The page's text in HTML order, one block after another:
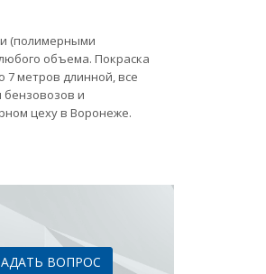
(полимерными
объема. Покраска
метров длинной, все
бензовозов и
цеху в Воронеже.
ВОПРОС